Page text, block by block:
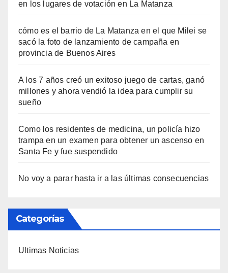
en los lugares de votación en La Matanza
cómo es el barrio de La Matanza en el que Milei se
sacó la foto de lanzamiento de campaña en
provincia de Buenos Aires
A los 7 años creó un exitoso juego de cartas, ganó
millones y ahora vendió la idea para cumplir su
sueño
Como los residentes de medicina, un policía hizo
trampa en un examen para obtener un ascenso en
Santa Fe y fue suspendido
No voy a parar hasta ir a las últimas consecuencias
Categorías
Ultimas Noticias